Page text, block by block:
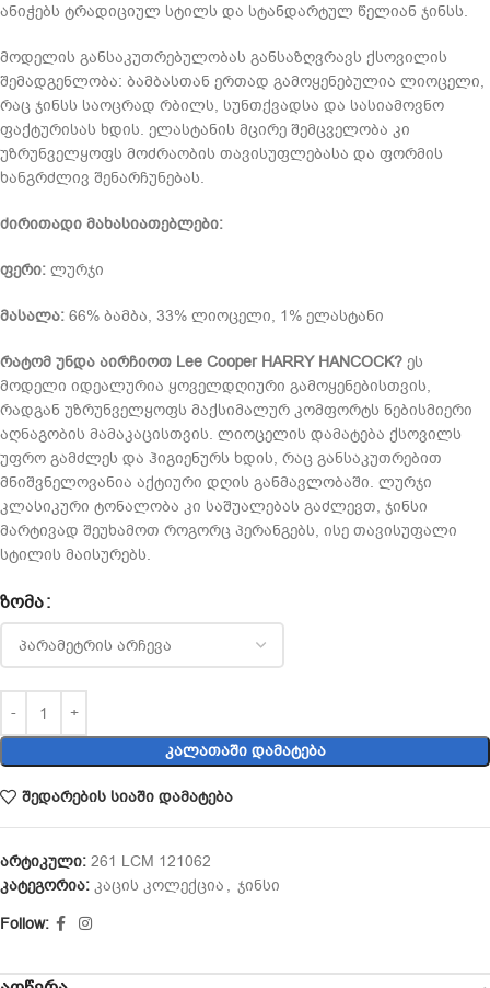
ანიჭებს ტრადიციულ სტილს და სტანდარტულ წელიან ჯინსს.
მოდელის განსაკუთრებულობას განსაზღვრავს ქსოვილის
შემადგენლობა: ბამბასთან ერთად გამოყენებულია ლიოცელი,
რაც ჯინსს საოცრად რბილს, სუნთქვადსა და სასიამოვნო
ფაქტურისას ხდის. ელასტანის მცირე შემცველობა კი
უზრუნველყოფს მოძრაობის თავისუფლებასა და ფორმის
ხანგრძლივ შენარჩუნებას.
ძირითადი მახასიათებლები:
ფერი: ლურჯი
მასალა: 66% ბამბა, 33% ლიოცელი, 1% ელასტანი
რატომ უნდა აირჩიოთ Lee Cooper HARRY HANCOCK? ეს
მოდელი იდეალურია ყოველდღიური გამოყენებისთვის,
რადგან უზრუნველყოფს მაქსიმალურ კომფორტს ნებისმიერი
აღნაგობის მამაკაცისთვის. ლიოცელის დამატება ქსოვილს
უფრო გამძლეს და ჰიგიენურს ხდის, რაც განსაკუთრებით
მნიშვნელოვანია აქტიური დღის განმავლობაში. ლურჯი
კლასიკური ტონალობა კი საშუალებას გაძლევთ, ჯინსი
მარტივად შეუხამოთ როგორც პერანგებს, ისე თავისუფალი
სტილის მაისურებს.
ᲖᲝᲛᲐ
ᲙᲐᲚᲐᲗᲐᲨᲘ ᲓᲐᲛᲐᲢᲔᲑᲐ
შედარების სიაში დამატება
არტიკული: 261 LCM 121062
კატეგორია: კაცის კოლექცია , ჯინსი
Follow: